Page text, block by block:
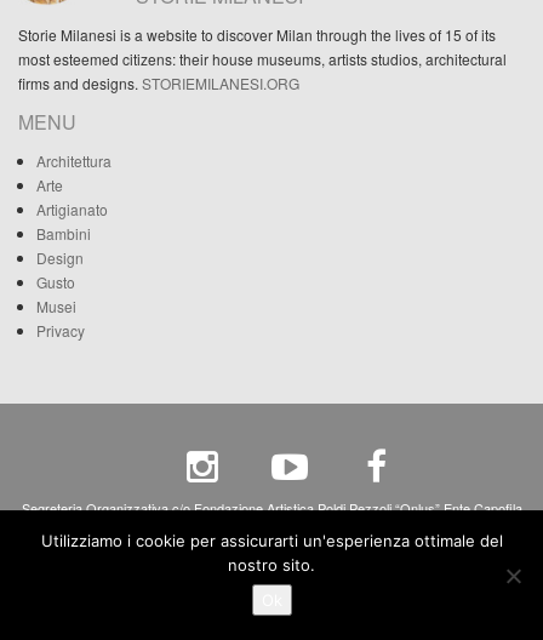
Storie Milanesi is a website to discover Milan through the lives of 15 of its
most esteemed citizens: their house museums, artists studios, architectural
firms and designs. STORIEMILANESI.ORG
MENU
Architettura
Arte
Artigianato
Bambini
Design
Gusto
Musei
Privacy
Segreteria Organizzativa c/o Fondazione Artistica Poldi Pezzoli “Onlus” Ente Capofila
Utilizziamo i cookie per assicurarti un'esperienza ottimale del
nostro sito.